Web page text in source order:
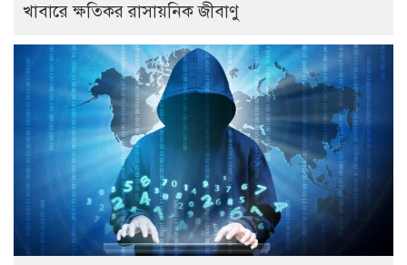
খাবারে ক্ষতিকর রাসায়নিক জীবাণু